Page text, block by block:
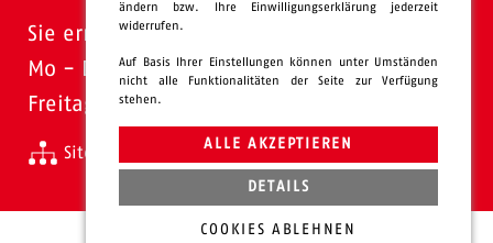
Sie erreichen uns:
Mo - Do: 08.00 - 16.00 Uhr
Freitags 08.00 - 13.00 Uhr
Sitemap Impressum Datenschutz
ändern bzw. Ihre Einwilligungserklärung jederzeit
widerrufen.
Auf Basis Ihrer Einstellungen können unter Umständen
nicht alle Funktionalitäten der Seite zur Verfügung
stehen.
ALLE AKZEPTIEREN
DETAILS
COOKIES ABLEHNEN